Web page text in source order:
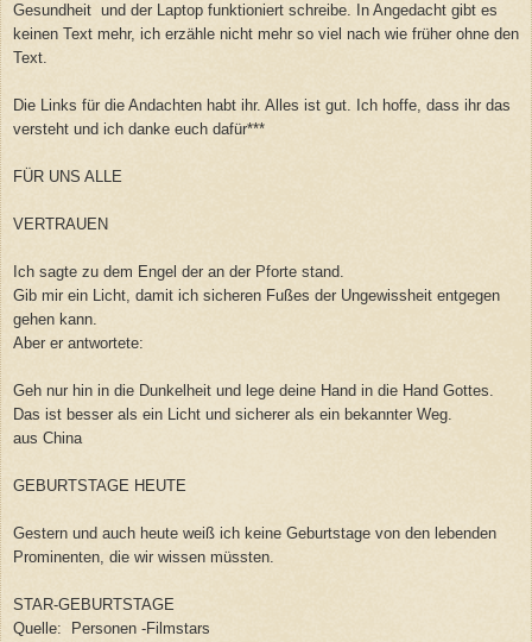
Gesundheit und der Laptop funktioniert schreibe. In Angedacht gibt es
keinen Text mehr, ich erzähle nicht mehr so viel nach wie früher ohne den
Text.
Die Links für die Andachten habt ihr. Alles ist gut. Ich hoffe, dass ihr das
versteht und ich danke euch dafür***
FÜR UNS ALLE
VERTRAUEN
Ich sagte zu dem Engel der an der Pforte stand.
Gib mir ein Licht, damit ich sicheren Fußes der Ungewissheit entgegen
gehen kann.
Aber er antwortete:
Geh nur hin in die Dunkelheit und lege deine Hand in die Hand Gottes.
Das ist besser als ein Licht und sicherer als ein bekannter Weg.
aus China
GEBURTSTAGE HEUTE
Gestern und auch heute weiß ich keine Geburtstage von den lebenden
Prominenten, die wir wissen müssten.
STAR-GEBURTSTAGE
Quelle: Personen -Filmstars